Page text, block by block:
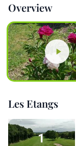
Overview
Les Etangs
1